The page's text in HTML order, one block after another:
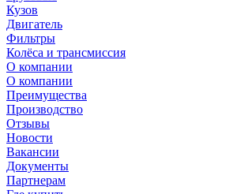
Кузов
Двигатель
Фильтры
Колёса и трансмиссия
О компании
О компании
Преимущества
Производство
Отзывы
Новости
Вакансии
Документы
Партнерам